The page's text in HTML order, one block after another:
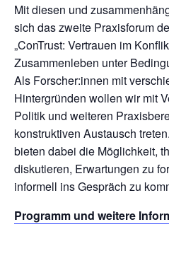
Mit diesen und
sich das zweite Praxisforum
„ConTrust: Vertrauen im
Zusammenleben unter
Als Forscher:innen mit
Hintergründen wollen wir mit
Politik und weiteren
konstruktiven Austausch
bieten dabei die Möglichkeit,
diskutieren, Erwartungen zu
informell ins Gespräch zu
Programm und weitere